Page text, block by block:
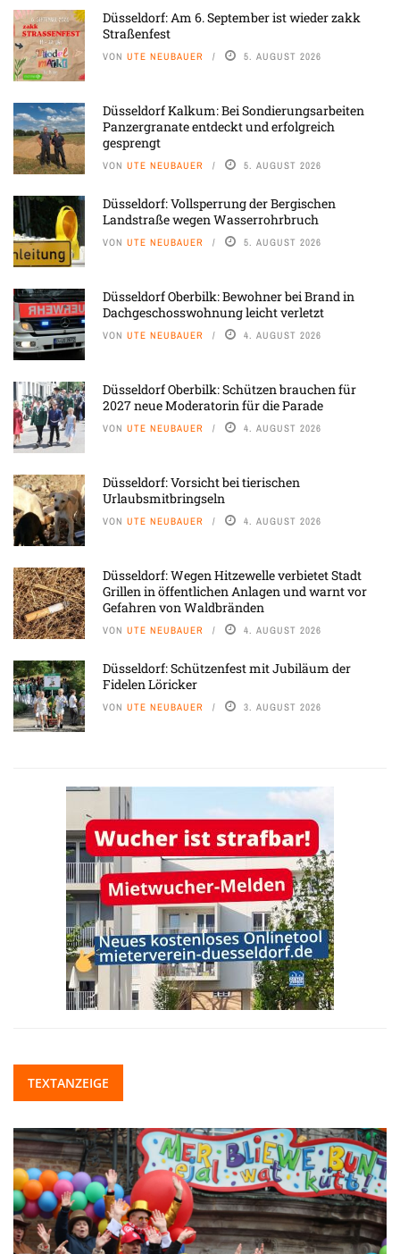
Düsseldorf: Am 6. September ist wieder zakk
Straßenfest
VON UTE NEUBAUER 5. AUGUST 2026
Düsseldorf Kalkum: Bei Sondierungsarbeiten
Panzergranate entdeckt und erfolgreich
gesprengt
VON UTE NEUBAUER 5. AUGUST 2026
Düsseldorf: Vollsperrung der Bergischen
Landstraße wegen Wasserrohrbruch
VON UTE NEUBAUER 5. AUGUST 2026
Düsseldorf Oberbilk: Bewohner bei Brand in
Dachgeschosswohnung leicht verletzt
VON UTE NEUBAUER 4. AUGUST 2026
Düsseldorf Oberbilk: Schützen brauchen für
2027 neue Moderatorin für die Parade
VON UTE NEUBAUER 4. AUGUST 2026
Düsseldorf: Vorsicht bei tierischen
Urlaubsmitbringseln
VON UTE NEUBAUER 4. AUGUST 2026
Düsseldorf: Wegen Hitzewelle verbietet Stadt
Grillen in öffentlichen Anlagen und warnt vor
Gefahren von Waldbränden
VON UTE NEUBAUER 4. AUGUST 2026
Düsseldorf: Schützenfest mit Jubiläum der
Fidelen Löricker
VON UTE NEUBAUER 3. AUGUST 2026
TEXTANZEIGE